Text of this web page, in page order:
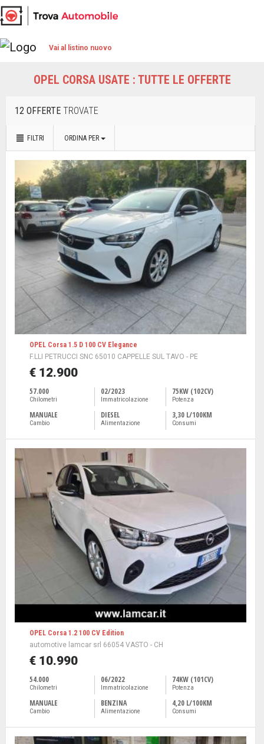
Vai al listino nuovo
OPEL CORSA USATE : TUTTE LE OFFERTE
12 OFFERTE TROVATE
FILTRI ORDINA PER
OPEL Corsa 1.5 D 100 CV Elegance
F.LLI PETRUCCI SNC 65010 CAPPELLE SUL TAVO - PE
€ 12.900
57.000
Chilometri
02/2023
Immatricolazione
75KW (102CV)
Potenza
MANUALE
Cambio
DIESEL
Alimentazione
3,30 L/100KM
Consumi
OPEL Corsa 1.2 100 CV Edition
automotive lamcar srl 66054 VASTO - CH
€ 10.990
54.000
Chilometri
06/2022
Immatricolazione
74KW (101CV)
Potenza
MANUALE
Cambio
BENZINA
Alimentazione
4,20 L/100KM
Consumi